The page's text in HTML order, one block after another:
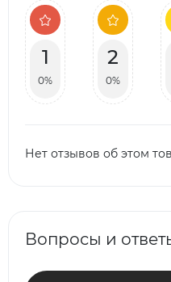
1
0%
2
0%
Нет отзывов об этом
Вопросы и